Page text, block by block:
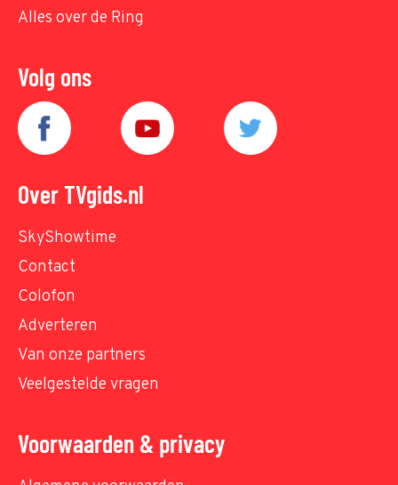
Alles over de Ring
Volg ons
Over TVgids.nl
SkyShowtime
Contact
Colofon
Adverteren
Van onze partners
Veelgestelde vragen
Voorwaarden & privacy